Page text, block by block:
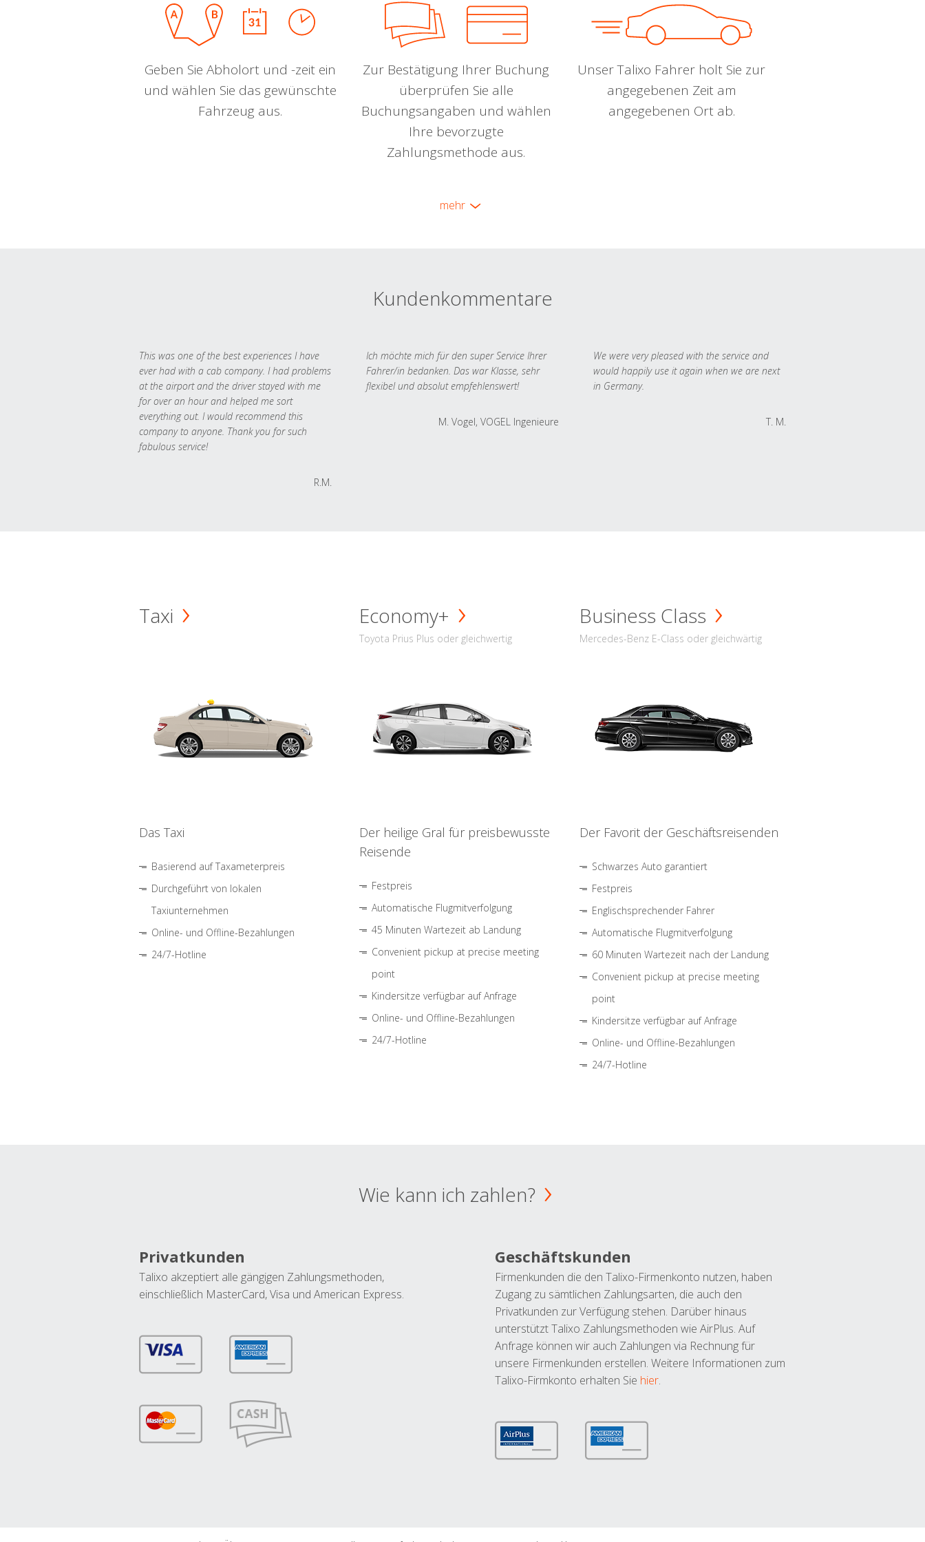
Geben Sie Abholort und -zeit ein
und wählen Sie das gewünschte
Fahrzeug aus.
Zur Bestätigung Ihrer Buchung
überprüfen Sie alle
Buchungsangaben und wählen
Ihre bevorzugte
Zahlungsmethode aus.
Unser Talixo Fahrer holt Sie zur
angegebenen Zeit am
angegebenen Ort ab.
mehr
Kundenkommentare
This was one of the best experiences I have
ever had with a cab company. I had problems
at the airport and the driver stayed with me
for over an hour and helped me sort
everything out. I would recommend this
company to anyone. Thank you for such
fabulous service!
R.M.
Ich möchte mich für den super Service Ihrer
Fahrer/in bedanken. Das war Klasse, sehr
flexibel und absolut empfehlenswert!
M. Vogel, VOGEL Ingenieure
We were very pleased with the service and
would happily use it again when we are next
in Germany.
T. M.
Taxi
Das Taxi
Basierend auf Taxameterpreis
Durchgeführt von lokalen
Taxiunternehmen
Online- und Offline-Bezahlungen
24/7-Hotline
Economy+
Toyota Prius Plus oder gleichwertig
Der heilige Gral für preisbewusste
Reisende
Festpreis
Automatische Flugmitverfolgung
45 Minuten Wartezeit ab Landung
Convenient pickup at precise meeting
point
Kindersitze verfügbar auf Anfrage
Online- und Offline-Bezahlungen
24/7-Hotline
Business Class
Mercedes-Benz E-Class oder gleichwärtig
Der Favorit der Geschäftsreisenden
Schwarzes Auto garantiert
Festpreis
Englischsprechender Fahrer
Automatische Flugmitverfolgung
60 Minuten Wartezeit nach der Landung
Convenient pickup at precise meeting
point
Kindersitze verfügbar auf Anfrage
Online- und Offline-Bezahlungen
24/7-Hotline
Wie kann ich zahlen?
Privatkunden
Talixo akzeptiert alle gängigen Zahlungsmethoden,
einschließlich MasterCard, Visa und American Express.
Geschäftskunden
Firmenkunden die den Talixo-Firmenkonto nutzen, haben
Zugang zu sämtlichen Zahlungsarten, die auch den
Privatkunden zur Verfügung stehen. Darüber hinaus
unterstützt Talixo Zahlungsmethoden wie AirPlus. Auf
Anfrage können wir auch Zahlungen via Rechnung für
unsere Firmenkunden erstellen. Weitere Informationen zum
Talixo-Firmkonto erhalten Sie hier.